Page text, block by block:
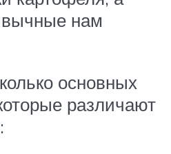
нам
основных
различают